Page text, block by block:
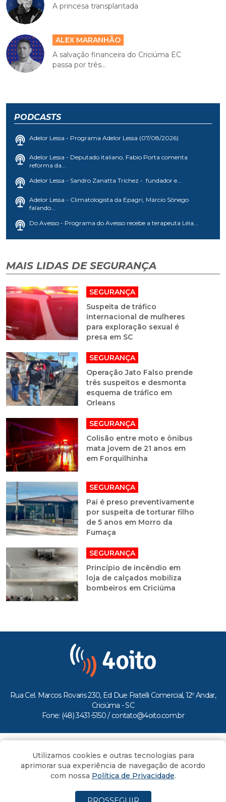
A princesa transplantada
ALEX MARANHÃO
A salvação financeira do Criciúma EC
passa por três...
PODCASTS
Adelor Lessa - Programa Adelor Lessa (07/08/2026)
Adelor Lessa - Deputado italiano, Fabio Porta comenta
reforma da...
Adelor Lessa - Sandro Zanatta Trichez - fundador e...
Adelor Lessa - Climatologista da Epagri, Márcio Sônego
falando...
Do Avesso - Programa do Avesso recebe a terapeuta Léia...
MAIS LIDAS DE SEGURANÇA
SEGURANÇA
Suspeita de tráfico
internacional de mulheres
para exploração sexual é
presa em SC
SEGURANÇA
Operação Jato Falso prende
três suspeitos e desmonta
esquema de tráfico em
Orleans
SEGURANÇA
Colisão entre moto e ônibus
mata jovem de 21 anos em
em Forquilhinha
SEGURANÇA
Pai é preso preventivamente
por suspeita de torturar filho
de 5 anos em Morro da
Fumaça
SEGURANÇA
Princípio de incêndio em
loja de calçados mobiliza
bombeiros em Criciúma
Rua Cel. Marcos Rovaris 230, Ed Due Fratelli Comercial, 12º Andar,
Criciúma - SC
Fone: (48) 3431-5150 / contato@4oito.com.br
Todos os direitos reservados ao Portal 4oito
Utilizamos cookies e outras tecnologias para
aprimorar sua experiência de navegação de acordo
com nossa Política de Privacidade.